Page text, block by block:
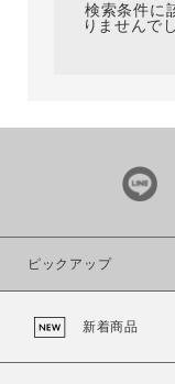
ブランド
カラー
検索条件に
りませんで
ピックアップ
新着商品